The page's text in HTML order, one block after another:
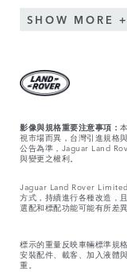
SHOW MORE
影像與規格重要注意事項：
視市場而異，台灣引進規格
公告為準，Jaguar Land
與變更之權利。
Jaguar Land Rover
方式，持續進行各種改造，
選配和標配功能可能有所差
標示的重量反映車輛標準規
安裝配件、載客、加入液體
重。